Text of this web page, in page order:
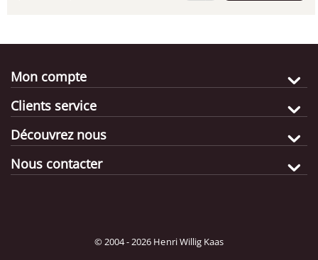
Mon compte
Clients service
Découvrez nous
Nous contacter
© 2004 - 2026 Henri Willig Kaas